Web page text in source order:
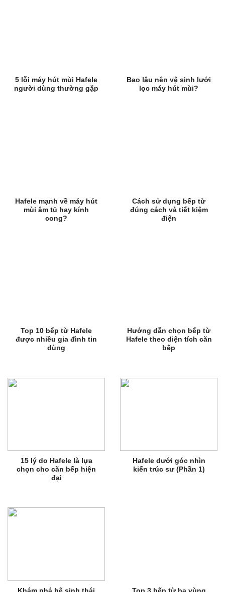
5 lỗi máy hút mùi Hafele
người dùng thường gặp
Bao lâu nên vệ sinh lưới
lọc máy hút mùi?
Hafele mạnh về máy hút
mùi âm tủ hay kính
cong?
Cách sử dụng bếp từ
đúng cách và tiết kiệm
điện
Top 10 bếp từ Hafele
được nhiều gia đình tin
dùng
Hướng dẫn chọn bếp từ
Hafele theo diện tích căn
bếp
15 lý do Hafele là lựa
chọn cho căn bếp hiện
đại
Hafele dưới góc nhìn
kiến trúc sư (Phần 1)